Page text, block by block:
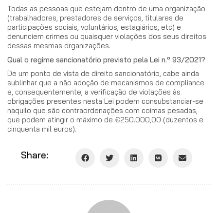
Todas as pessoas que estejam dentro de uma organização
(trabalhadores, prestadores de serviços, titulares de
participações sociais, voluntários, estagiários, etc) e
denunciem crimes ou quaisquer violações dos seus direitos
dessas mesmas organizações.
Qual o regime sancionatório previsto pela Lei n.º 93/2021?
De um ponto de vista de direito sancionatório, cabe ainda
sublinhar que a não adoção de mecanismos de compliance
e, consequentemente, a verificação de violações às
obrigações presentes nesta Lei podem consubstanciar-se
naquilo que são contraordenações com coimas pesadas,
que podem atingir o máximo de €250.000,00 (duzentos e
cinquenta mil euros).
Share: